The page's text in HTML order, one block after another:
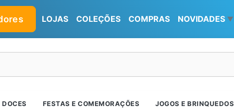
LOJAS COLEÇÕES COMPRAS NOVIDADES ▼
DOCES FESTAS E COMEMORAÇÕES JOGOS E BRINQUEDOS